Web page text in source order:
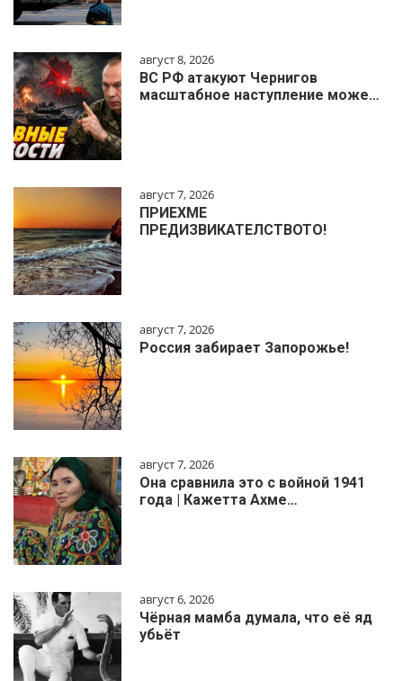
август 8, 2026
ВС РФ атакуют Чернигов
масштабное наступление може…
август 7, 2026
ПРИЕХМЕ
ПРЕДИЗВИКАТЕЛСТВОТО!
август 7, 2026
Россия забирает Запорожье!
август 7, 2026
Она сравнила это с войной 1941
года | Кажетта Ахме…
август 6, 2026
Чёрная мамба думала, что её яд
убьёт